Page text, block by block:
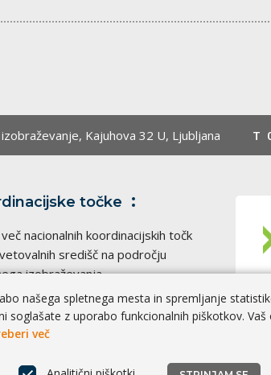
Kajuhova 32 U, Ljubljana T
točke
nacionalnih koordinacijskih točk
središč na področju
izobraževanja.
|Piškotki ® CPI 2026 | Izvedba
našega spletnega mesta in spremljanje
soglašate z uporabo funkcionalnih piškotkov.
več